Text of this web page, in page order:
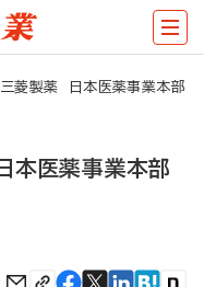
三菱製薬 日本医薬事業本部
本医薬事業本部